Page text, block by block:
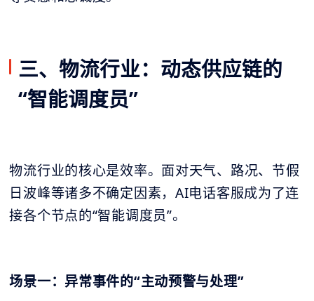
三、物流行业：动态供应链的
“智能调度员”
物流行业的核心是效率。面对天气、路况、节假
日波峰等诸多不确定因素，AI电话客服成为了连
接各个节点的“智能调度员”。
场景一：异常事件的“主动预警与处理”